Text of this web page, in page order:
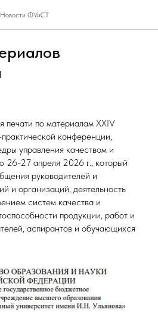
Новости ФУиСТ
печати по материалам ХХIV
конференции,
управления качеством и
26-27 апреля 2026 г., который
руководителей и
и организаций, деятельность
систем качества и
продукции, работ и
аспирантов и обучающихся